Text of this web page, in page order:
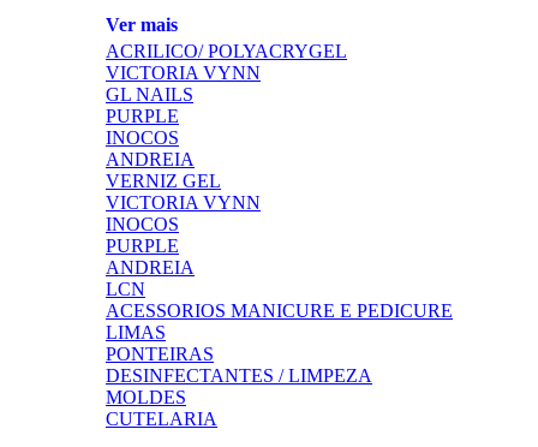
Ver mais
ACRILICO/ POLYACRYGEL
VICTORIA VYNN
GL NAILS
PURPLE
INOCOS
ANDREIA
VERNIZ GEL
VICTORIA VYNN
INOCOS
PURPLE
ANDREIA
LCN
ACESSORIOS MANICURE E PEDICURE
LIMAS
PONTEIRAS
DESINFECTANTES / LIMPEZA
MOLDES
CUTELARIA